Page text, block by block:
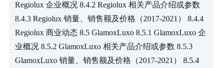
Regiolux 企业概况 8.4.2 Regiolux 相关产品介绍或参数
8.4.3 Regiolux 销量、销售额及价格（2017-2021） 8.4.4
Regiolux 商业动态 8.5 GlamoxLuxo 8.5.1 GlamoxLuxo 企
业概况 8.5.2 GlamoxLuxo 相关产品介绍或参数 8.5.3
GlamoxLuxo 销量、销售额及价格（2017-2021） 8.5.4